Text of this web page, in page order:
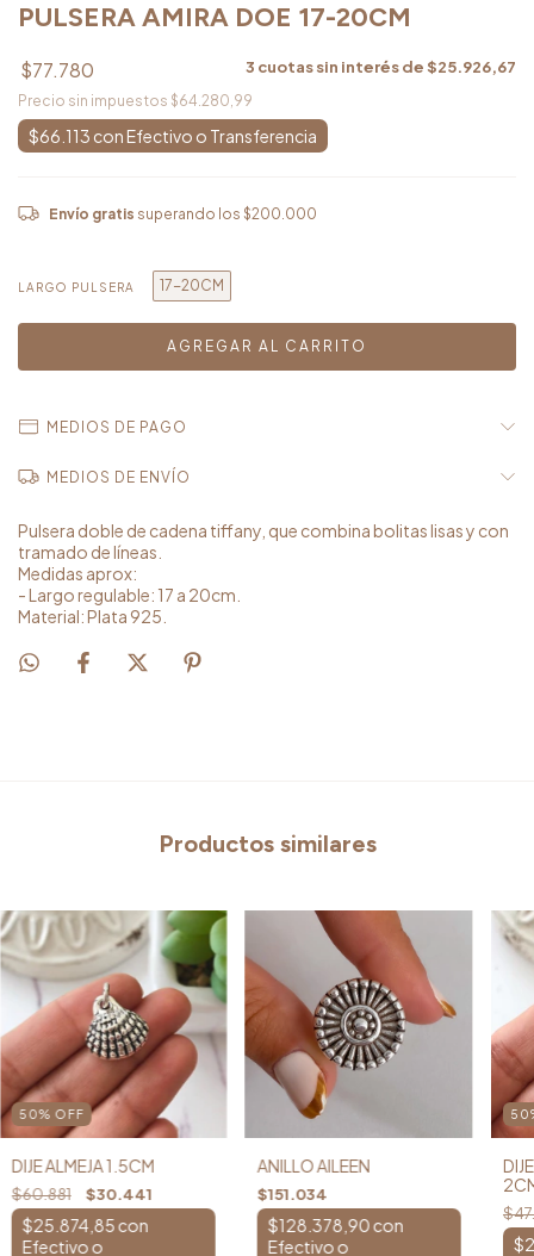
PULSERA AMIRA DOE 17-20CM
$77.780 3 cuotas sin interés de$25.926,67
Precio sin impuestos $64.280,99
$66.113 con
Envío gratis superando los $200.000
LARGO PULSERA 17-20CM
MEDIOS DE PAGO
MEDIOS DE ENVÍO
Pulsera doble de cadena tiffany, que combina bolitas lisas y con
tramado de líneas.
Medidas aprox:
- Largo regulable: 17 a 20cm.
Material: Plata 925.
Productos similares
50% OFF
DIJE ALMEJA 1.5CM
$60.881 $30.441
$25.874,85con
ANILLO AILEEN
$151.034
$128.378,90con
50